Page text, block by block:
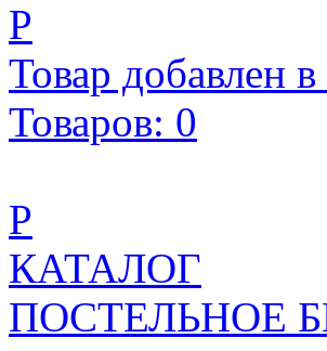
Р
Товар добавлен
Товаров: 0
Р
КАТАЛОГ
ПОСТЕЛЬНОЕ